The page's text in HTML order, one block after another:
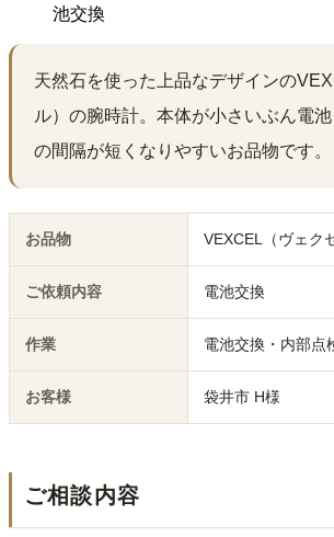
天然石を使った上品なデザインの
ル）の腕時計。本体が小さいぶん電
の間隔が短くなりやすいお品物です。
お品物 VEXCEL（ヴェク
ご依頼内容 電池交換
作業 電池交換・内部点
お客様 袋井市 H様
ご相談内容